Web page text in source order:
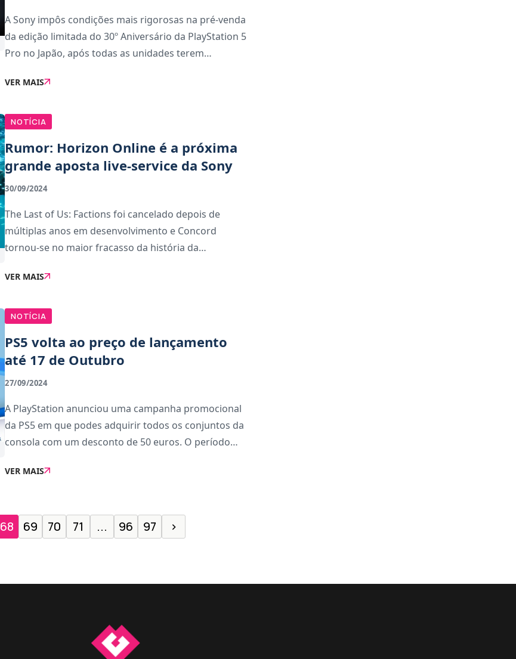
A Sony impôs condições mais rigorosas na pré-venda
da edição limitada do 30º Aniversário da PlayStation 5
Pro no Japão, após todas as unidades terem
isto para evitar que os scalpers se aprovei
VER MAIS
NOTÍCIA
Rumor: Horizon Online é a próxima
grande aposta live-service da Sony
30/09/2024
The Last of Us: Factions foi cancelado depois de
múltiplas anos em desenvolvimento e Concord
tornou-se no maior fracasso da história da
para desistir de apostar nos jogos como serviço.No
VER MAIS
NOTÍCIA
PS5 volta ao preço de lançamento
até 17 de Outubro
27/09/2024
A PlayStation anunciou uma campanha promocional
da PS5 em que podes adquirir todos os conjuntos da
consola com um desconto de 50 euros. O período
Outubro.Durante este período, podes então adquirir
VER MAIS
68 69 70 71 ... 96 97 ›